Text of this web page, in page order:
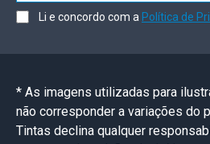
Li e concordo com a Política de
* As imagens utilizadas para
não corresponder a variações do
Tintas declina qualquer